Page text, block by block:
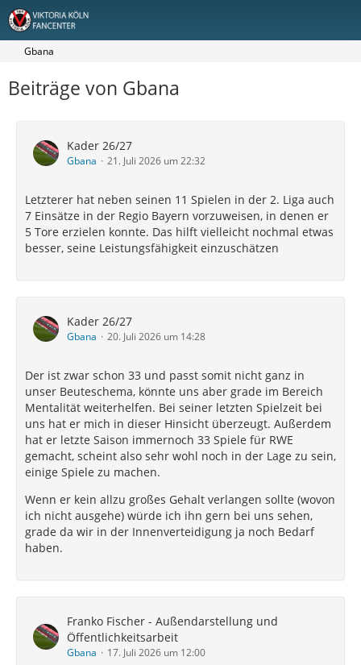
Gbana
Beiträge von Gbana
Kader 26/27
Gbana 21. Juli 2026 um 22:32
Letzterer hat neben seinen 11 Spielen in der 2. Liga auch
7 Einsätze in der Regio Bayern vorzuweisen, in denen er
5 Tore erzielen konnte. Das hilft vielleicht nochmal etwas
besser, seine Leistungsfähigkeit einzuschätzen
Kader 26/27
Gbana 20. Juli 2026 um 14:28
Der ist zwar schon 33 und passt somit nicht ganz in
unser Beuteschema, könnte uns aber grade im Bereich
Mentalität weiterhelfen. Bei seiner letzten Spielzeit bei
uns hat er mich in dieser Hinsicht überzeugt. Außerdem
hat er letzte Saison immernoch 33 Spiele für RWE
gemacht, scheint also sehr wohl noch in der Lage zu sein,
einige Spiele zu machen.
Wenn er kein allzu großes Gehalt verlangen sollte (wovon
ich nicht ausgehe) würde ich ihn gern bei uns sehen,
grade da wir in der Innenverteidigung ja noch Bedarf
haben.
Franko Fischer - Außendarstellung und
Öffentlichkeitsarbeit
Gbana 17. Juli 2026 um 12:00